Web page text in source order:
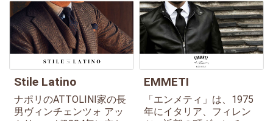
Stile Latino
ナポリのATTOLINI家の長
男ヴィンチェンツォ アッ
EMMETI
「エンメティ」は、1975
年にイタリア、フィレン